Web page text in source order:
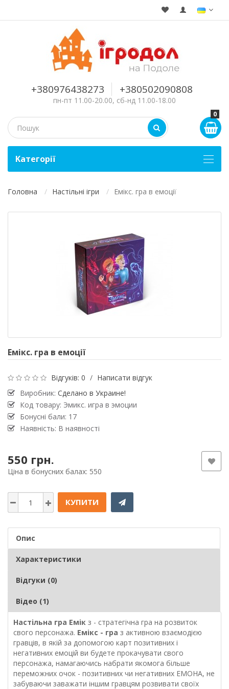
+380976438273 +380502090808
пн-пт 11.00-20.00, сб-нд 11.00-18.00
0
Kатегорії
Головна Настільні ігри Емікс. гра в емоції
Емікс. гра в емоції
Відгуків: 0 / Написати відгук
Виробник: Сделано в Украине!
Код товару: Эмикс. игра в эмоции
Бонусні бали: 17
Наявність: В наявності
550 грн.
Ціна в бонусних балах: 550
КУПИТИ
Опис
Характеристики
Відгуки (0)
Відео (1)
Настільна гра Емік з - стратегічна гра на розвиток
свого персонажа. Емікс - гра з активною взаємодією
гравців, в якій за допомогою карт позитивних і
негативних емоцій ви будете прокачувати свого
персонажа, намагаючись набрати якомога більше
переможних очок - позитивних чи негативних ЕМОНА, не
забуваючи заважати іншим гравцям розвивати своїх